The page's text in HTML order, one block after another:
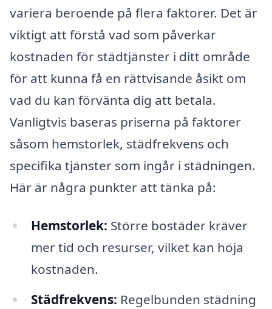
variera beroende på flera faktorer. Det är
viktigt att förstå vad som påverkar
kostnaden för städtjänster i ditt område
för att kunna få en rättvisande åsikt om
vad du kan förvänta dig att betala.
Vanligtvis baseras priserna på faktorer
såsom hemstorlek, städfrekvens och
specifika tjänster som ingår i städningen.
Här är några punkter att tänka på:
Hemstorlek: Större bostäder kräver
mer tid och resurser, vilket kan höja
kostnaden.
Städfrekvens: Regelbunden städning